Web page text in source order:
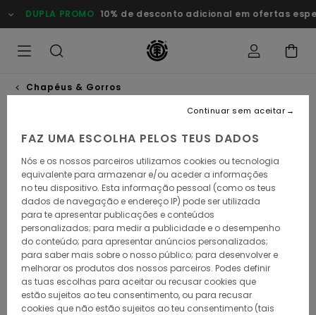
para
a
DUPLA PROMO 10% de desconto adicional em ofertas
Chapéus & Gorros
FAZ UMA ESCOLHA PELOS TEUS DADOS
Nós e os nossos parceiros utilizamos cookies ou tecnologia
equivalente para armazenar e/ou aceder a informações
no teu dispositivo. Esta informação pessoal (como os teus
dados de navegação e endereço IP) pode ser utilizada
para te apresentar publicações e conteúdos
personalizados; para medir a publicidade e o desempenho
do conteúdo; para apresentar anúncios personalizados;
para saber mais sobre o nosso público; para desenvolver e
melhorar os produtos dos nossos parceiros. Podes definir
as tuas escolhas para aceitar ou recusar cookies que
estão sujeitos ao teu consentimento, ou para recusar
cookies que não estão sujeitos ao teu consentimento (tais
Continuar sem aceitar